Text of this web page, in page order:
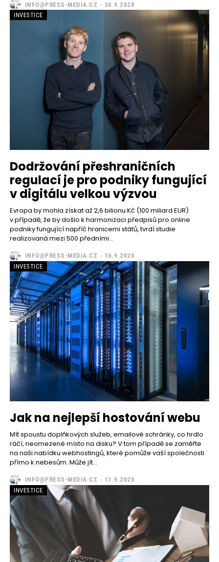
INFO@PRESS-MEDIA.CZ - 30.9.2020
INVESTICE
Dodržování přeshraničních
regulací je pro podniky fungující
v digitálu velkou výzvou
Evropa by mohla získat až 2,6 bilionu Kč (100 miliard EUR)
v případě, že by došlo k harmonizaci předpisů pro online
podniky fungující napříč hranicemi států, tvrdí studie
realizovaná mezi 500 předními...
INFO@PRESS-MEDIA.CZ - 16.9.2020
INVESTICE
Jak na nejlepší hostování webu
Mít spoustu doplňkových služeb, emailové schránky, co hrdlo
ráčí, neomezené místo na disku? V tom případě se zaměřte
na naši nabídku webhostingů, které pomůže vaší společnosti
přímo k nebesům. Může jít...
INFO@PRESS-MEDIA.CZ - 11.9.2020
INVESTICE